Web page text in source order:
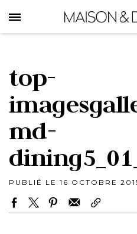
to
main
top-
md-
PUBLIÉ LE 16 OCTOBRE